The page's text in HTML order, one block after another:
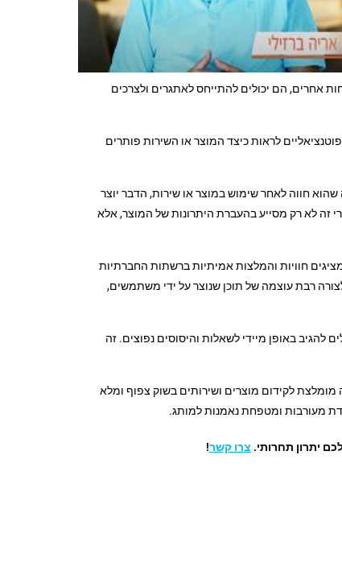
אחרים, הם יכולים להתייחס לאתגרים ולצרכים
לראות כיצד המוצר או השירות פותרים
חווה לאחר שימוש במוצר או שירות, הדבר יוצר
זה לא רק מסייע בהעברת היתרונות של המוצר, אלא
חוויות והמלצות אמיתיות ברשתות החברתיות
רבת עוצמה של תוכן שנוצר על ידי משתמשים,
להגיב באופן מיידי לשאלות והיסוסים נפוצים. זה
מומלצת לקידום מוצרים ושירותים בשוק צפוף ומלא
מעורבות ומטפחת נאמנות למותג.
צרו קשר!